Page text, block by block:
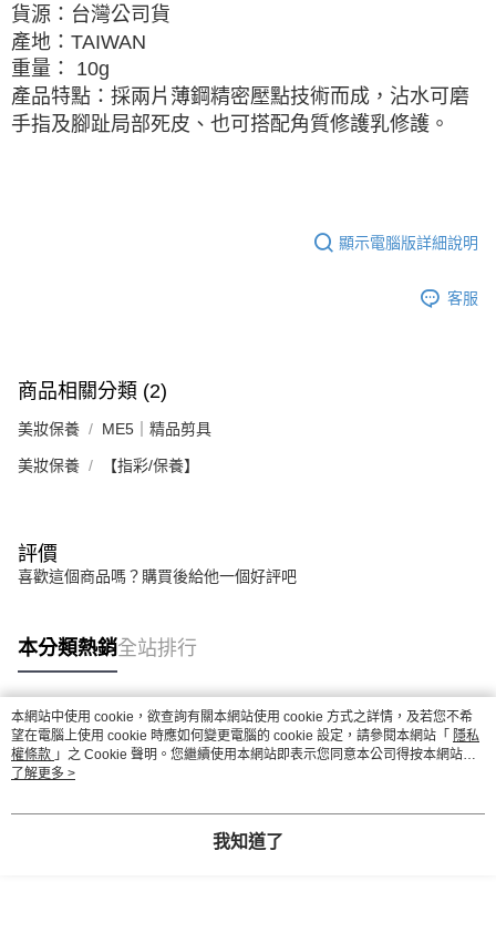
貨源：台灣公司貨
產地： TAIWAN
重量： 10g
產品特點：採兩片薄鋼精密壓點技術而成，沾水可磨
手指及腳趾局部死皮、也可搭配角質修護乳修護。
顯示電腦版詳細說明
客服
商品相關分類 (2)
美妝保養 ME5｜精品剪具
美妝保養 【指彩/保養】
評價
喜歡這個商品嗎？購買後給他一個好評吧
本分類熱銷全站排行
熱門標籤
本網站中使用 cookie，欲查詢有關本網站使用 cookie 方式之詳情，及若您不希
望在電腦上使用 cookie 時應如何變更電腦的 cookie 設定，請參閱本網站「 隱私
權條款 」之 Cookie 聲明。您繼續使用本網站即表示您同意本公司得按本網站使
用條款之 Cookie 聲明使用 cookie。
了解更多 >
我知道了